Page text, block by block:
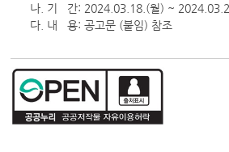
나. 기 간: 2024.03.18.(월) ~
다. 내 용: 공고문 (붙임) 참조